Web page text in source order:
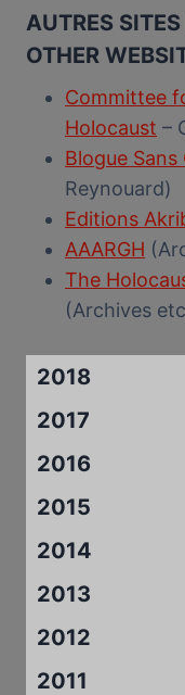
AUTRES
OTHER
Committee
Holocaust –
Blogue Sans
Reynouard)
Editions
AAARGH
The
(Archives
2018
2017
2016
2015
2014
2013
2012
2011